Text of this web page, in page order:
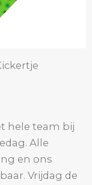
hele team bij
Alle
en ons
Vrijdag de